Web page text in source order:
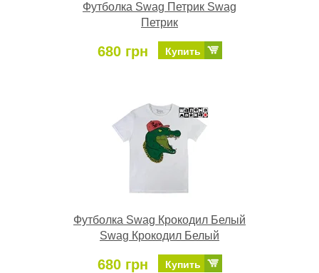
Футболка Swag Петрик Swag
Петрик
680 грн Купить
Футболка Swag Крокодил Белый
Swag Крокодил Белый
680 грн Купить